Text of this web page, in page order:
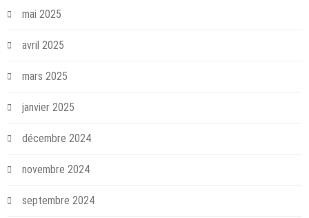
mai 2025
avril 2025
mars 2025
janvier 2025
décembre 2024
novembre 2024
septembre 2024